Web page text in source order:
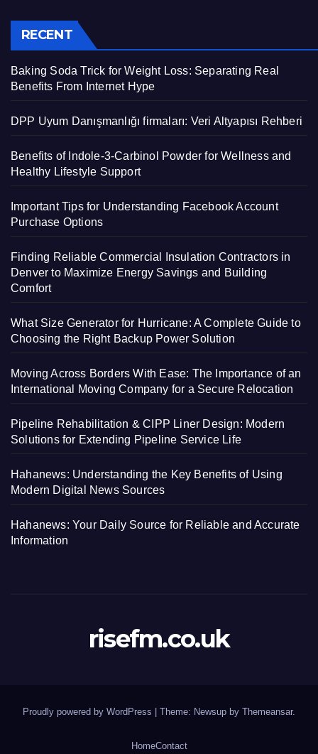
RECENT
Baking Soda Trick for Weight Loss: Separating Real
Benefits From Internet Hype
DPP Uyum Danışmanlığı firmaları: Veri Altyapısı Rehberi
Benefits of Indole-3-Carbinol Powder for Wellness and
Healthy Lifestyle Support
Important Tips for Understanding Facebook Account
Purchase Options
Finding Reliable Commercial Insulation Contractors in
Denver to Maximize Energy Savings and Building
Comfort
What Size Generator for Hurricane: A Complete Guide to
Choosing the Right Backup Power Solution
Moving Across Borders With Ease: The Importance of an
International Moving Company for a Secure Relocation
Pipeline Rehabilitation & CIPP Liner Design: Modern
Solutions for Extending Pipeline Service Life
Hahanews: Understanding the Key Benefits of Using
Modern Digital News Sources
Hahanews: Your Daily Source for Reliable and Accurate
Information
risefm.co.uk
Proudly powered by WordPress Theme: Newsup by Themeansar.
HomeContact